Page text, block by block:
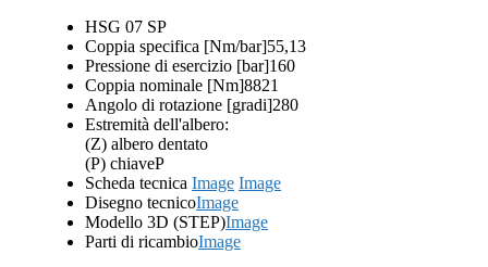
HSG 07 SP
Coppia specifica [Nm/bar]55,13
Pressione di esercizio [bar]160
Coppia nominale [Nm]8821
Angolo di rotazione [gradi]280
Estremità dell'albero:
(Z) albero dentato
(P) chiaveP
Scheda tecnica Image Image
Disegno tecnicoImage
Modello 3D (STEP)Image
Parti di ricambioImage